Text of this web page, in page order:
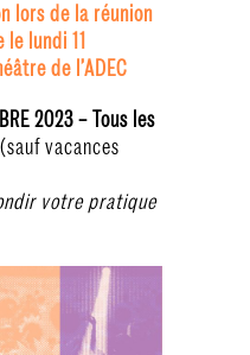
lors de la réunion
lundi 11
de l’ADEC
2023 – Tous les
(sauf vacances
votre pratique